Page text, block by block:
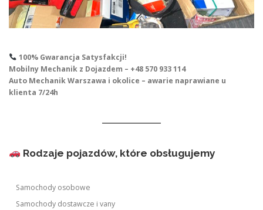
100% Gwarancja Satysfakcji!
Mobilny Mechanik z Dojazdem – +48 570 933 114
Auto Mechanik Warszawa i okolice – awarie naprawiane u
klienta 7/24h
Rodzaje pojazdów, które obsługujemy
Samochody osobowe
Samochody dostawcze i vany